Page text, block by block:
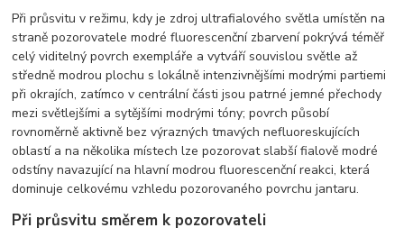
Při průsvitu v režimu, kdy je zdroj ultrafialového světla umístěn na
straně pozorovatele modré fluorescenční zbarvení pokrývá téměř
celý viditelný povrch exempláře a vytváří souvislou světle až
středně modrou plochu s lokálně intenzivnějšími modrými partiemi
při okrajích, zatímco v centrální části jsou patrné jemné přechody
mezi světlejšími a sytějšími modrými tóny; povrch působí
rovnoměrně aktivně bez výrazných tmavých nefluoreskujících
oblastí a na několika místech lze pozorovat slabší fialově modré
odstíny navazující na hlavní modrou fluorescenční reakci, která
dominuje celkovému vzhledu pozorovaného povrchu jantaru.
Při průsvitu směrem k pozorovateli